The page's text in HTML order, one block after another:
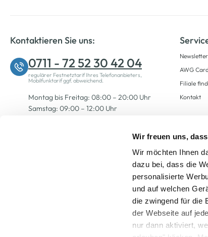
Wir freuen uns,
Wir möchten Ihnen
dazu bei, dass die
personalisierte
und auf welchen
die zwingend für die
der Webseite auf
nur dann aktiviert,
Kontaktieren Sie uns:
0711 - 72 52 30 42 04
regulärer Festnetztarif Ihres Telefonanbieters,
Mobilfunktarif ggf. abweichend.
Montag bis Freitag: 08:00 – 20:00 Uhr
Samstag: 09:00 – 12:00 Uhr
Newsletter
AWG
Filiale
Kontakt
Alle Preise